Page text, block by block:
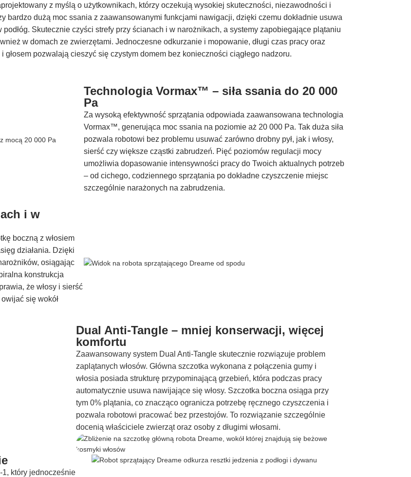
z myślą o użytkownikach, którzy oczekują wysokiej skuteczności, niezawodności i
bardzo dużą moc ssania z zaawansowanymi funkcjami nawigacji, dzięki czemu dokładnie usuwa
Skutecznie czyści strefy przy ścianach i w narożnikach, a systemy zapobiegające plątaniu
w domach ze zwierzętami. Jednoczesne odkurzanie i mopowanie, długi czas pracy oraz
pozwalają cieszyć się czystym domem bez konieczności ciągłego nadzoru.
Technologia Vormax™ – siła ssania do 20 000
Pa
Za wysoką efektywność sprzątania odpowiada zaawansowana technologia
Vormax™, generująca moc ssania na poziomie aż 20 000 Pa. Tak duża siła
pozwala robotowi bez problemu usuwać zarówno drobny pył, jak i włosy,
sierść czy większe cząstki zabrudzeń. Pięć poziomów regulacji mocy
umożliwia dopasowanie intensywności pracy do Twoich aktualnych potrzeb
– od cichego, codziennego sprzątania po dokładne czyszczenie miejsc
szczególnie narażonych na zabrudzenia.
i w
boczną z włosiem
działania. Dzięki
osiągając
konstrukcja
że włosy i sierść
się wokół
Dual Anti-Tangle – mniej konserwacji, więcej
komfortu
Zaawansowany system Dual Anti-Tangle skutecznie rozwiązuje problem
zaplątanych włosów. Główna szczotka wykonana z połączenia gumy i
włosia posiada strukturę przypominającą grzebień, która podczas pracy
automatycznie usuwa nawijające się włosy. Szczotka boczna osiąga przy
tym 0% plątania, co znacząco ogranicza potrzebę ręcznego czyszczenia i
pozwala robotowi pracować bez przestojów. To rozwiązanie szczególnie
docenią właściciele zwierząt oraz osoby z długimi włosami.
1, który jednocześnie